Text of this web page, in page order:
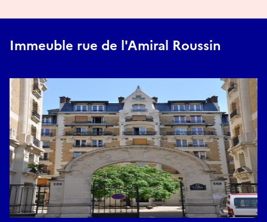
Immeuble rue de l'Amiral Roussin